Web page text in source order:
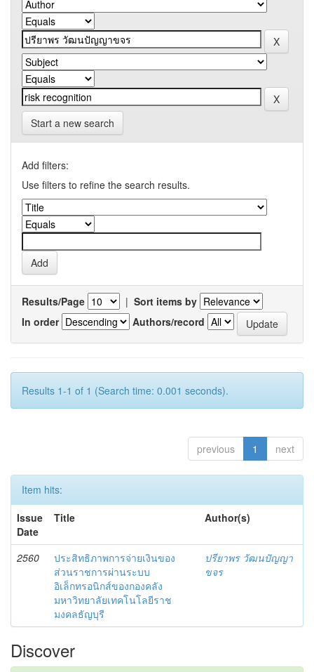
Start a new search
Add filters:
Use filters to refine the search results.
Results/Page | Sort items by
In order
Authors/record
Results 1-1 of 1 (Search time: 0.001 seconds).
previous 1 next
Item hits:
Issue
Date
Title Author(s)
2560
ประสิทธิภาพการจ่ายเงินของ
ส่วนราชการผ่านระบบ
อิเล็กทรอนิกส์ของกองคลัง
มหาวิทยาลัยเทคโนโลยีราช
มงคลธัญบุรี
ปรียาพร วัฒนปัญญา
ขจร
Discover